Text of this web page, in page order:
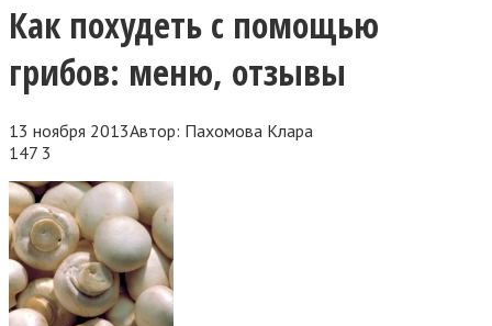
Как похудеть с помощью
грибов: меню, отзывы
13 ноября 2013Автор: Пахомова Клара
147 3